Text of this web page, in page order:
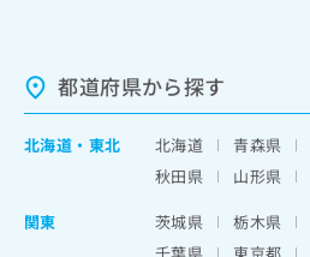
都道府県から探す
北海道 ・ 東北 北海道 青森県
秋田県
山形県
関東
茨城県 栃木県
千葉県
東京都